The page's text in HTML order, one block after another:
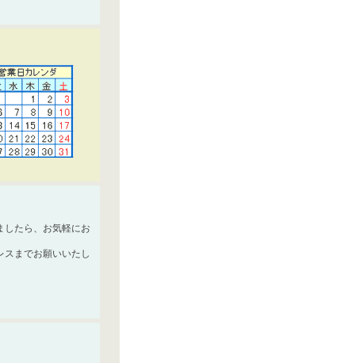
したら、お気軽にお
スまでお願いいたし